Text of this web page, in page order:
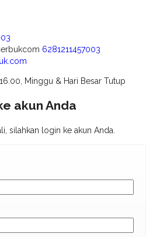
6281211457003
Minggu & Hari Besar Tutup
akun Anda
silahkan login ke akun Anda.